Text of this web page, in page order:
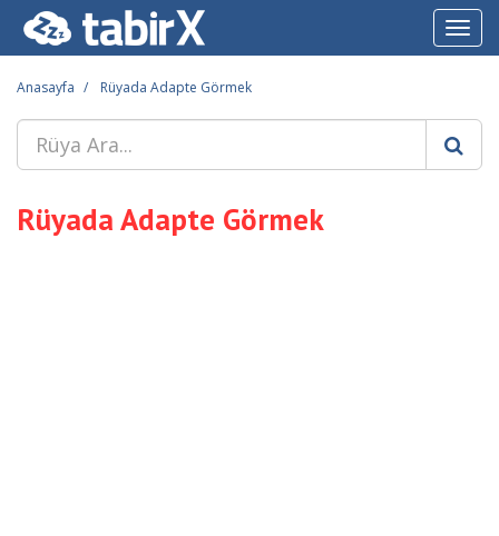
Anasayfa Rüyada Adapte Görmek
Rüyada Adapte Görmek